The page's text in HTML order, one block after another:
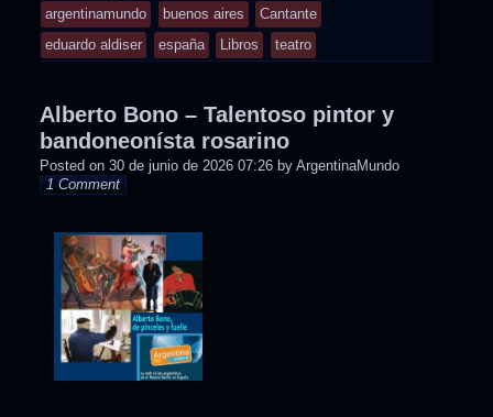
tagged
argentinamundo
buenos aires
Cantante
eduardo aldiser
españa Libros teatro
Alberto Bono – Talentoso pintor y
bandoneonísta rosarino
Posted on 30 de junio de 2026 07:26 by ArgentinaMundo
1 Comment